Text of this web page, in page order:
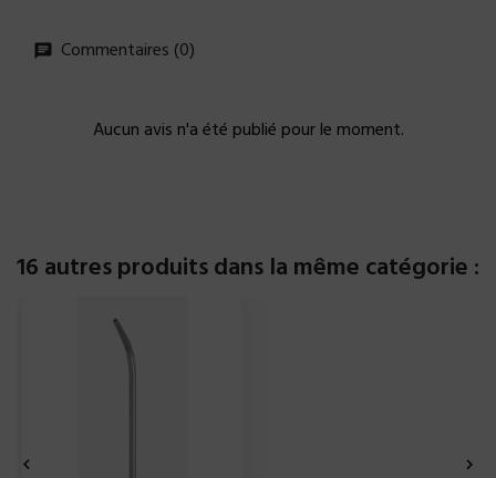
Commentaires (0)
Aucun avis n'a été publié pour le moment.
16 autres produits dans la même catégorie :
 